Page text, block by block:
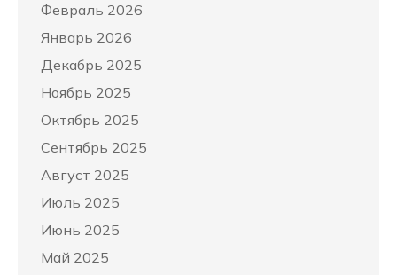
Февраль 2026
Январь 2026
Декабрь 2025
Ноябрь 2025
Октябрь 2025
Сентябрь 2025
Август 2025
Июль 2025
Июнь 2025
Май 2025